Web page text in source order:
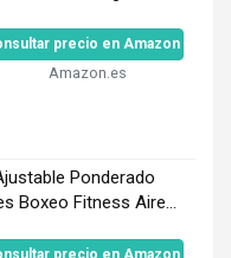
precio en Amazon
Amazon.es
Ponderado
Boxeo Fitness Aire...
precio en Amazon